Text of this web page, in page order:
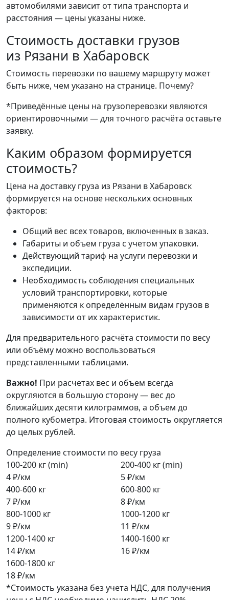
автомобилями зависит от типа транспорта и
расстояния — цены указаны ниже.
Стоимость доставки грузов
из Рязани в Хабаровск
Стоимость перевозки по вашему маршруту может
быть ниже, чем указано на странице. Почему?
*Приведённые цены на грузоперевозки являются
ориентировочными — для точного расчёта оставьте
заявку.
Каким образом формируется
стоимость?
Цена на доставку груза из Рязани в Хабаровск
формируется на основе нескольких основных
факторов:
Общий вес всех товаров, включенных в заказ.
Габариты и объем груза с учетом упаковки.
Действующий тариф на услуги перевозки и
экспедиции.
Необходимость соблюдения специальных
условий транспортировки, которые
применяются к определённым видам грузов в
зависимости от их характеристик.
Для предварительного расчёта стоимости по весу
или объёму можно воспользоваться
представленными таблицами.
Важно! При расчетах вес и объем всегда
округляются в большую сторону — вес до
ближайших десяти килограммов, а объем до
полного кубометра. Итоговая стоимость округляется
до целых рублей.
Определение стоимости по весу груза
100-200 кг (min)
4 ₽/км
200-400 кг (min)
5 ₽/км
400-600 кг
7 ₽/км
600-800 кг
8 ₽/км
800-1000 кг
9 ₽/км
1000-1200 кг
11 ₽/км
1200-1400 кг
14 ₽/км
1400-1600 кг
16 ₽/км
1600-1800 кг
18 ₽/км
*Стоимость указана без учета НДС, для получения